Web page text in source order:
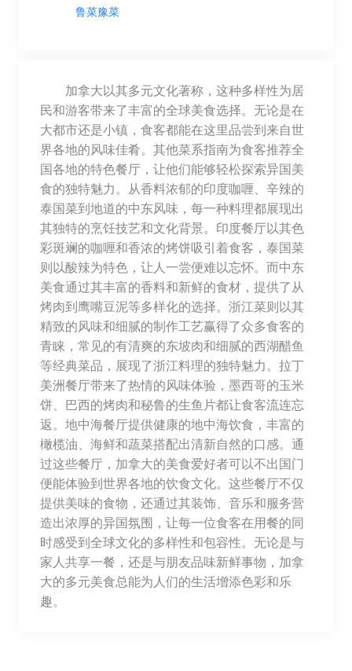
鲁菜豫菜
加拿大以其多元文化著称，这种多样性为居
民和游客带来了丰富的全球美食选择。无论是在
大都市还是小镇，食客都能在这里品尝到来自世
界各地的风味佳肴。其他菜系指南为食客推荐全
国各地的特色餐厅，让他们能够轻松探索异国美
食的独特魅力。从香料浓郁的印度咖喱、辛辣的
泰国菜到地道的中东风味，每一种料理都展现出
其独特的烹饪技艺和文化背景。印度餐厅以其色
彩斑斓的咖喱和香浓的烤饼吸引着食客，泰国菜
则以酸辣为特色，让人一尝便难以忘怀。而中东
美食通过其丰富的香料和新鲜的食材，提供了从
烤肉到鹰嘴豆泥等多样化的选择。浙江菜则以其
精致的风味和细腻的制作工艺赢得了众多食客的
青睐，常见的有清爽的东坡肉和细腻的西湖醋鱼
等经典菜品，展现了浙江料理的独特魅力。拉丁
美洲餐厅带来了热情的风味体验，墨西哥的玉米
饼、巴西的烤肉和秘鲁的生鱼片都让食客流连忘
返。地中海餐厅提供健康的地中海饮食，丰富的
橄榄油、海鲜和蔬菜搭配出清新自然的口感。通
过这些餐厅，加拿大的美食爱好者可以不出国门
便能体验到世界各地的饮食文化。这些餐厅不仅
提供美味的食物，还通过其装饰、音乐和服务营
造出浓厚的异国氛围，让每一位食客在用餐的同
时感受到全球文化的多样性和包容性。无论是与
家人共享一餐，还是与朋友品味新鲜事物，加拿
大的多元美食总能为人们的生活增添色彩和乐
趣。